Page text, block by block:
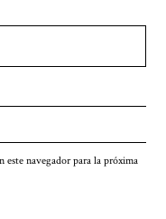
navegador para la próxima